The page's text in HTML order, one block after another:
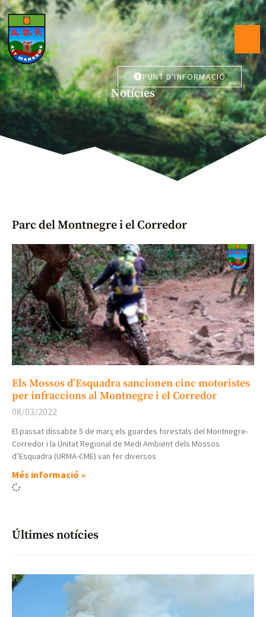
PUNT D'INFORMACIÓ
Notícies
Parc del Montnegre i el Corredor
Els Mossos d’Esquadra sancionen cinc motoristes
per infraccions al Montnegre i el Corredor
08/03/2022
El passat dissabte 5 de març els guardes forestals del Montnegre-
Corredor i la Unitat Regional de Medi Ambient dels Mossos
d’Esquadra (URMA-CME) van fer diversos
Més informació »
Últimes notícies